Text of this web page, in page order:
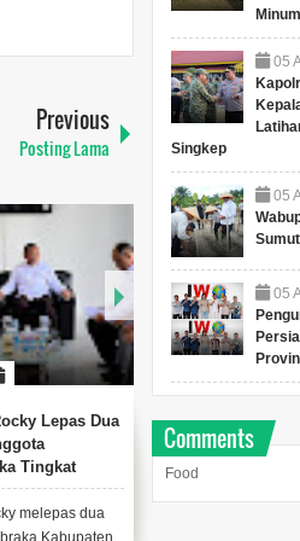
Previous
Posting Lama
di Juli
Dukung Menekan Angka
Stunting, PT Saipem
Indonesia Melatih Kader
Posyandu
Bupati Iskandarsyah
menyampaikan sambutannya
05
Singkep
05
05
Comments
Food